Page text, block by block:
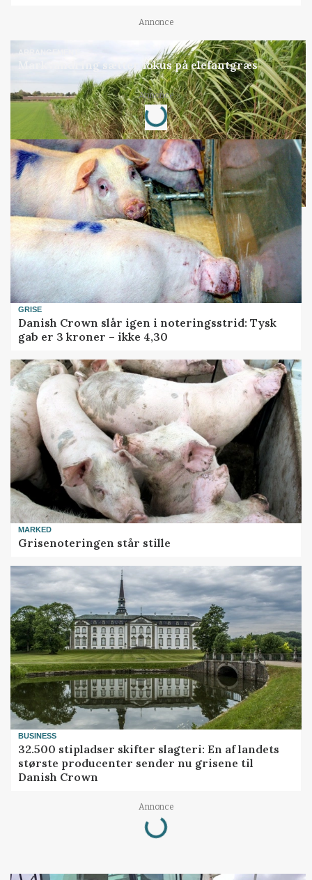
Annonce
ARRANGEMENT
Markvandring sætter fokus på elefantgræs
Annonce
Loading...
GRISE
Danish Crown slår igen i noteringsstrid: Tysk
gab er 3 kroner – ikke 4,30
MARKED
Grisenoteringen står stille
BUSINESS
32.500 stipladser skifter slagteri: En af landets
største producenter sender nu grisene til
Danish Crown
Annonce
Loading...